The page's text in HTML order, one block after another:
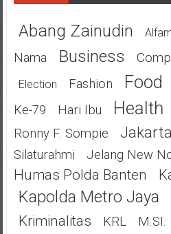
Abang Zainudin
Nama
Business
Election Fashion Food
Ke-79
Hari Ibu Health
Ronny F. Sompie
Silaturahmi
Jelang New
Humas Polda Banten
Kapolda Metro Jaya
Kriminalitas KRL M.SI.